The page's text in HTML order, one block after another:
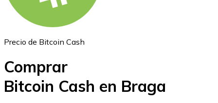
Precio de Bitcoin Cash
Comprar
Bitcoin Cash en Braga